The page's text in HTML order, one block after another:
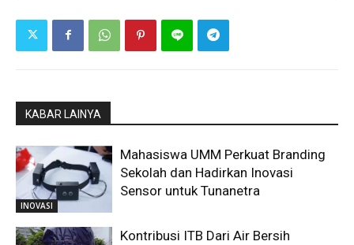
KABAR LAINYA
INOVASI
Mahasiswa UMM Perkuat Branding
Sekolah dan Hadirkan Inovasi
Sensor untuk Tunanetra
Kontribusi ITB Dari Air Bersih